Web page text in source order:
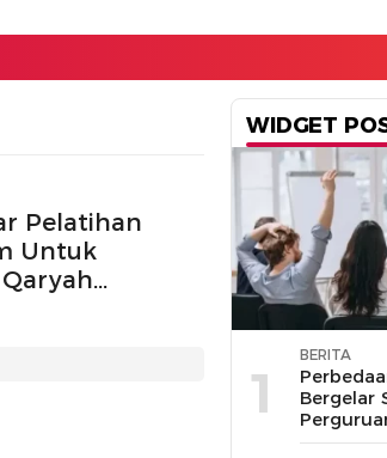
Pelatihan
Untuk
WIDGET
1
BERITA
Bergelar